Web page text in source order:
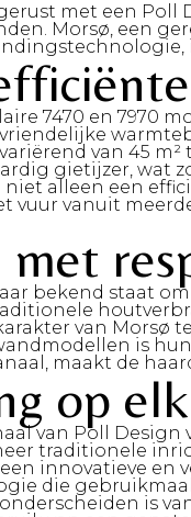
met een
Morsø, een
7470 en 7970
van 45 m²
gietijzer, wat
alleen een
vuur vanuit
met
bekend staat
van
is
maakt de
op
van Poll
traditionele
innovatieve
die
is